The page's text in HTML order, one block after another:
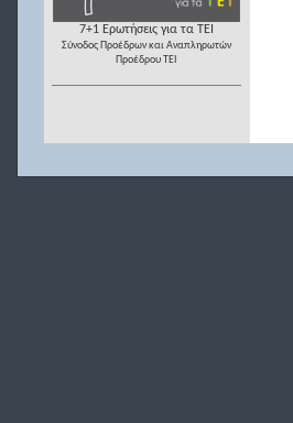
7+1 Ερωτήσεις για τα ΤΕΙ
Σύνοδος Προέδρων και Αναπληρωτών
Προέδρου ΤΕΙ